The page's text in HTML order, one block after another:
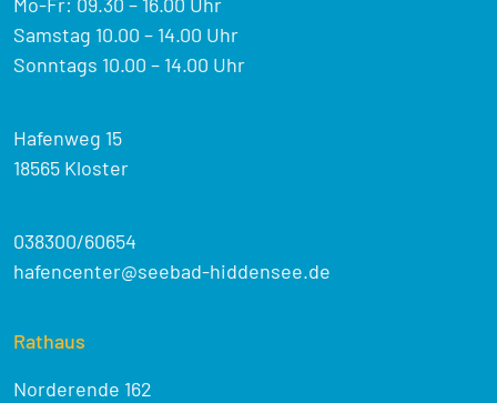
Samstag 10.00 – 14.00 Uhr
Sonntags 10.00 – 14.00 Uhr
Hafenweg 15
18565 Kloster
038300/60654
hafencenter@seebad-hiddensee.de
Rathaus
Norderende 162